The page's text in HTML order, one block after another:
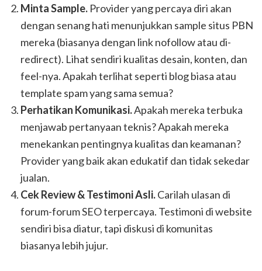
Minta Sample. Provider yang percaya diri akan
dengan senang hati menunjukkan sample situs PBN
mereka (biasanya dengan link nofollow atau di-
redirect). Lihat sendiri kualitas desain, konten, dan
feel-nya. Apakah terlihat seperti blog biasa atau
template spam yang sama semua?
Perhatikan Komunikasi.Apakah mereka terbuka
menjawab pertanyaan teknis? Apakah mereka
menekankan pentingnya kualitas dan keamanan?
Provider yang baik akan edukatif dan tidak sekedar
jualan.
Cek Review & Testimoni Asli.Carilah ulasan di
forum-forum SEO terpercaya. Testimoni di website
sendiri bisa diatur, tapi diskusi di komunitas
biasanya lebih jujur.